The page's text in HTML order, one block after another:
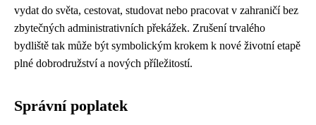
vydat do světa, cestovat, studovat nebo pracovat v zahraničí bez
zbytečných administrativních překážek. Zrušení trvalého
bydliště tak může být symbolickým krokem k nové životní etapě
plné dobrodružství a nových příležitostí.
Správní poplatek